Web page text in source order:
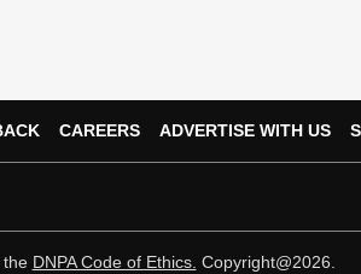
CAREERS ADVERTISE WITH US
the DNPA Code of Ethics. Copyright@2026.